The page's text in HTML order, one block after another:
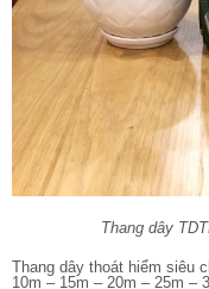
Thang dây
Thang dây thoát hiểm siêu
10m – 15m – 20m – 25m –